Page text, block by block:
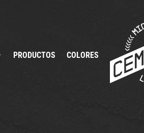
PRODUCTOS COLORES